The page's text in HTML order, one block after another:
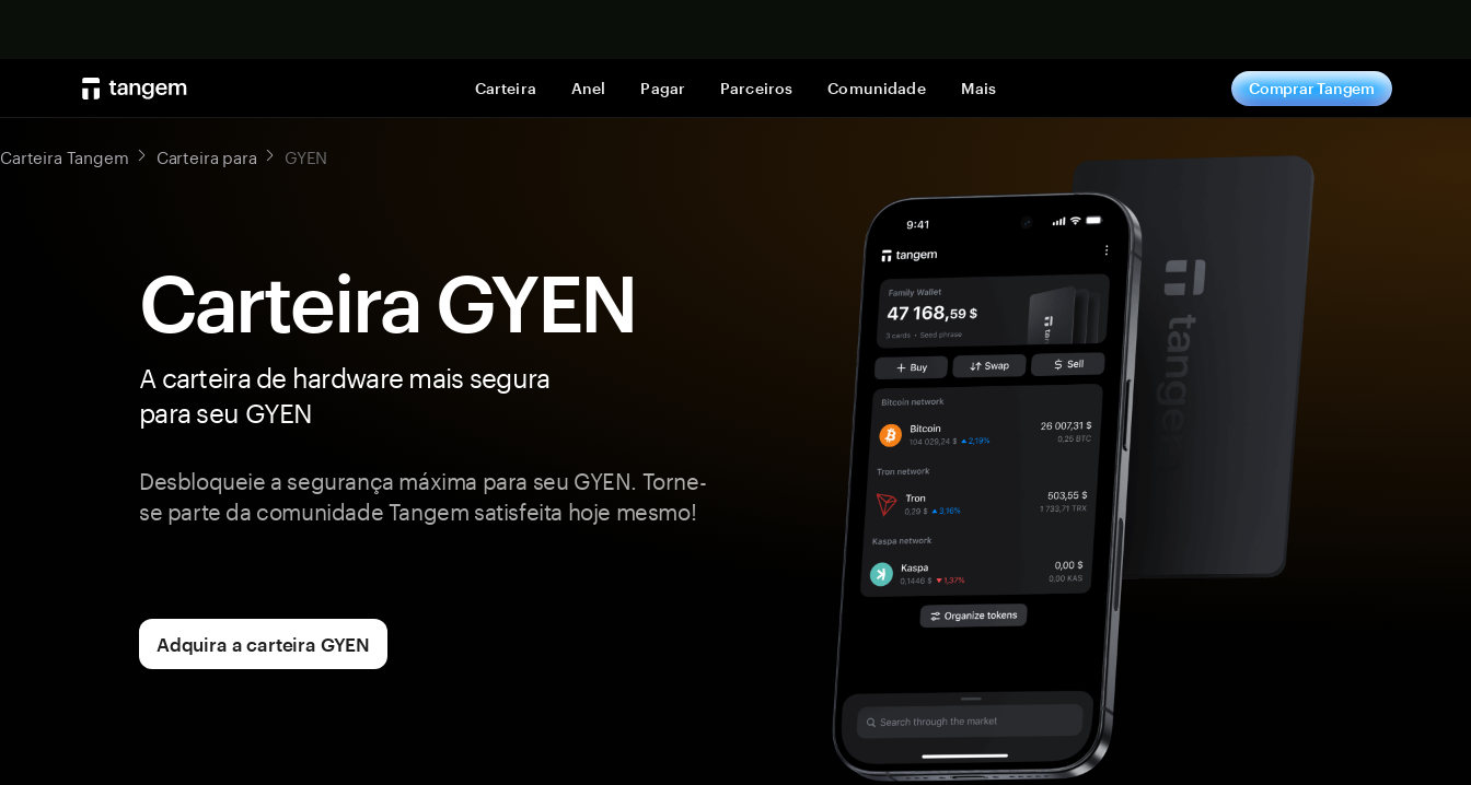
Carteira Anel Pagar Parceiros Comunidade Mais Comprar Tangem
Carteira Tangem Carteira para GYEN
Carteira GYEN
A carteira de hardware mais segura
para seu GYEN
Desbloqueie a segurança máxima para seu GYEN. Torne-
se parte da comunidade Tangem satisfeita hoje mesmo!
Adquira a carteira GYEN